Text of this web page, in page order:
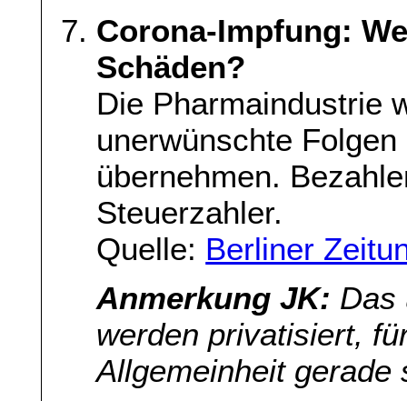
Corona-Impfung:
Schäden?
Die Pharmaindustrie
unerwünschte
übernehmen.
Steuerzahler.
Quelle: Berliner
Anmerkung JK: Das
werden privatisiert,
Allgemeinheit gerade